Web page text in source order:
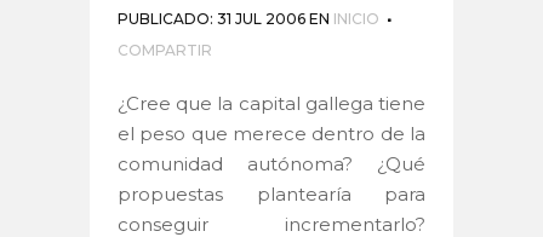
PUBLICADO: 31 JUL 2006 EN INICIO
COMPARTIR
¿Cree que la capital gallega tiene
el peso que merece dentro de la
comunidad autónoma? ¿Qué
propuestas plantearía para
conseguir incrementarlo?